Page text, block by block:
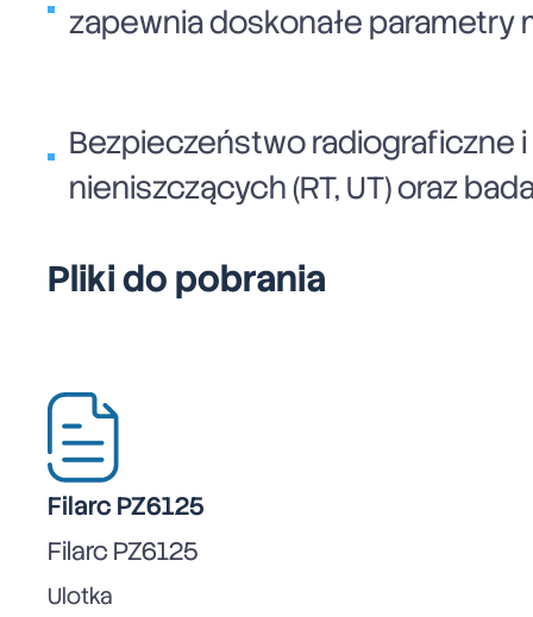
zapewnia doskonałe parametry
Bezpieczeństwo radiograficzne
nieniszczących (RT, UT) oraz
Pliki do pobrania
Filarc PZ6125
Filarc PZ6125
Ulotka